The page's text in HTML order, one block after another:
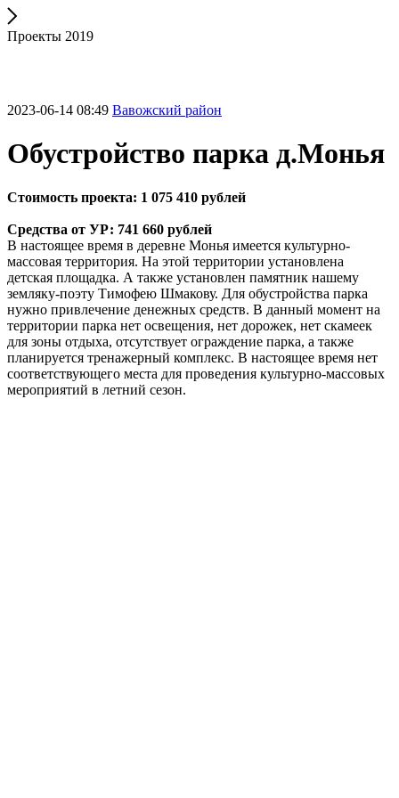
Проекты 2019
2023-06-14 08:49 Вавожский район
Обустройство парка д.Монья
Стоимость проекта: 1 075 410 рублей
Средства от УР: 741 660 рублей
В настоящее время в деревне Монья имеется культурно-
массовая территория. На этой территории установлена
детская площадка. А также установлен памятник нашему
земляку-поэту Тимофею Шмакову. Для обустройства парка
нужно привлечение денежных средств. В данный момент на
территории парка нет освещения, нет дорожек, нет скамеек
для зоны отдыха, отсутствует ограждение парка, а также
планируется тренажерный комплекс. В настоящее время нет
соответствующего места для проведения культурно-массовых
мероприятий в летний сезон.